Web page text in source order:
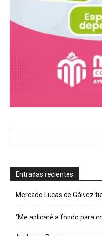
Entradas recientes
Mercado Lucas de Gálvez
“Me aplicaré a fondo para